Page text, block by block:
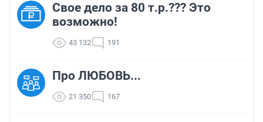
Свое дело за 80 т.р.??? Это
возможно!
43 132 191
Про ЛЮБОВЬ...
21 350 167